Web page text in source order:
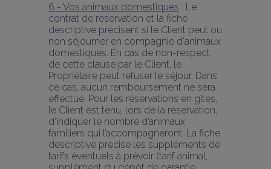
6 - Vos animaux domestiques : Le
contrat de réservation et la fiche
descriptive précisent si le Client peut ou
non séjourner en compagnie d'animaux
domestiques. En cas de non-respect
de cette clause par le Client, le
Propriétaire peut refuser le séjour. Dans
ce cas, aucun remboursement ne sera
effectué. Pour les réservations en gîtes,
le Client est tenu, lors de la réservation,
d’indiquer le nombre d’animaux
familiers qui l’accompagneront. La fiche
descriptive précise les suppléments de
tarifs éventuels à prévoir (tarif animal,